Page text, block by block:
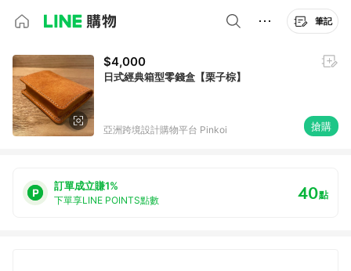
筆記
$4,000
日式經典箱型零錢盒【栗子棕】
亞洲跨境設計購物平台 Pinkoi 搶購
訂單成立賺1%
下單享LINE POINTS點數 40點